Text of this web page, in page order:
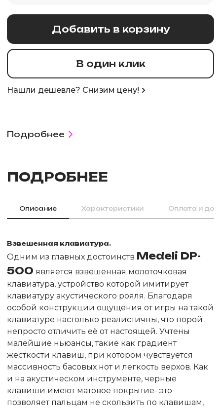
Добавить в корзину
В один клик
Нашли дешевле? Снизим цену!
Подробнее
ПОДРОБНЕЕ
Описание Характеристики Оплата и
Взвешенная клавиатура.
Одним из главных достоинств Medeli DP-
500 является взвешенная молоточковая
клавиатура, устройство которой имитирует
клавиатуру акустического рояля. Благодаря
особой конструкции ощущения от игры на такой
клавиатуре настолько реалистичны, что порой
непросто отличить её от настоящей. Учтены
малейшие ньюансы, такие как градиент
жесткости клавиш, при котором чувствуется
массивность басовых нот и легкость верхов. Как
и на акустическом инструменте, черные
клавиши имеют матовое покрытие- это
позволяет пальцам не скользить по клавишам,